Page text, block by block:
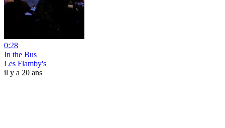
0:28
In the Bus
Les Flamby's
il y a 20 ans